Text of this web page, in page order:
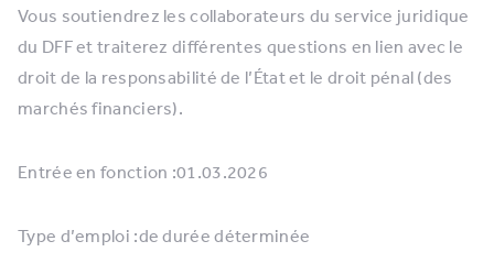
Vous soutiendrez les collaborateurs du service juridique
du DFF et traiterez différentes questions en lien avec le
droit de la responsabilité de l’État et le droit pénal (des
marchés financiers).
Entrée en fonction :01.03.2026
Type d’emploi :de durée déterminée